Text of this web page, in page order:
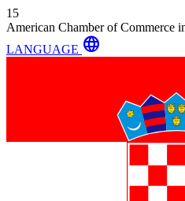
15
American Chamber of Commerce
LANGUAGE language